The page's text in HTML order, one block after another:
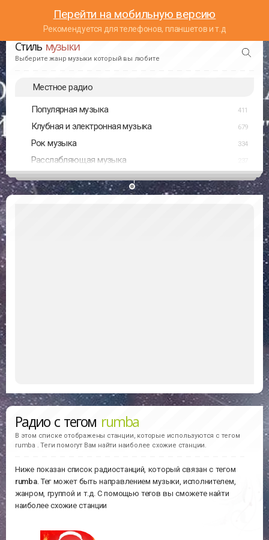
Перейти на мобильную версию
Рекомендуется для телефонов, планшетов и т.д
Стиль музыки
Выберите жанр музыки который вы любите
Местное радио
Популярная музыка 411
Клубная и электронная музыка 679
Рок музыка 334
Расслабляющая музыка
Радио с тегом rumba
В этом списке отображены станции, которые используются с тегом
rumba . Теги помогут Вам найти наиболее схожие станции.
Ниже показан список радиостанций, который связан с тегом
rumba. Тег может быть направлением музыки, исполнителем,
жанром, группой и т.д. С помощью тегов вы сможете найти
наиболее схожие станции